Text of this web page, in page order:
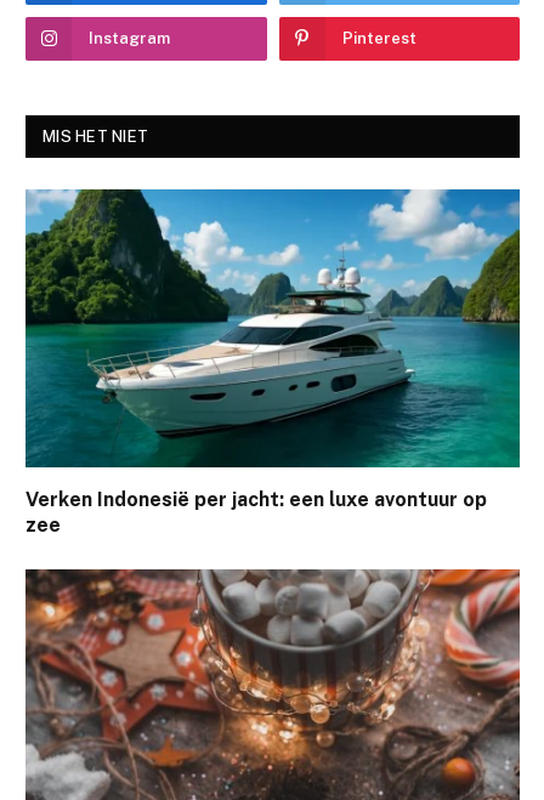
Instagram Pinterest
MIS HET NIET
Verken Indonesië per jacht: een luxe avontuur op
zee